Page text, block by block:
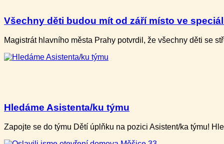
Všechny děti budou mít od září místo ve
Magistrát hlavního města Prahy potvrdil, že všechny děti​ se
Hledáme Asistenta/ku týmu
Zapojte se do týmu Dětí úplňku na pozici Asistent/ka týmu!